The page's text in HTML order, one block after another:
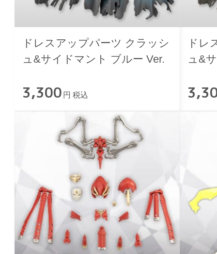
ドレスアップパーツ クラッシ
ュ&サイドマント ブルー Ver.
3,300 円 税込
ドレ
ュ&